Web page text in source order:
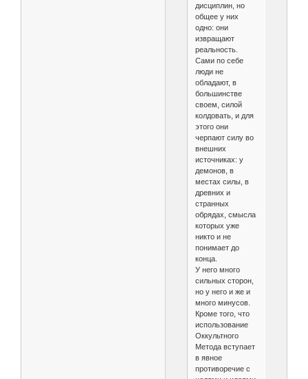
дисциплин, но
общее у них
одно: они
извращают
реальность.
Сами по себе
люди не
обладают, в
большинстве
своем, силой
колдовать, и для
этого они
черпают силу во
внешних
источниках: у
демонов, в
местах силы, в
древних и
странных
обрядах, смысла
которых уже
никто и не
понимает до
конца.
У него много
сильных сторон,
но у него и же и
много минусов.
Кроме того, что
использование
Оккультного
Метода вступает
в явное
противоречие с